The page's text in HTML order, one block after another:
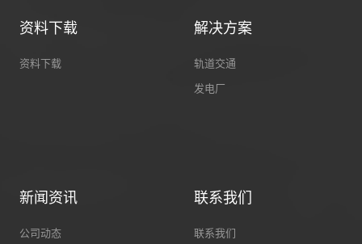
资料下载
资料下载
解决方案
轨道交通
发电厂
新闻资讯
公司动态
联系我们
联系我们